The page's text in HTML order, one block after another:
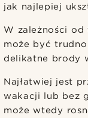
jak najlepiej
W zależności
może być
delikatne brody
Najłatwiej jest
wakacji lub bez
może wtedy